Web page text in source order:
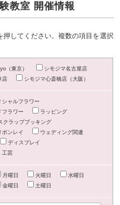
教室 開催情報
してください。複数の項目を選択
（東京）
シモジマ名古屋店
店
シモジマ心斎橋店（大阪）
シャルフラワー
フラワー
ラッピング
クラップブッキング
ボンレイ
ウェディング関連
ディスプレイ
工芸
月曜日 火曜日
水曜日
金曜日 土曜日